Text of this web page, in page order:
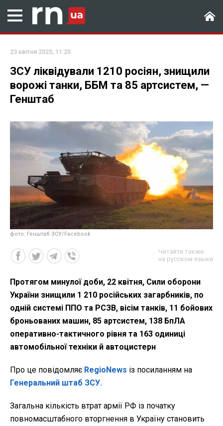
23 квітня 2025, 11:20
ЗСУ ліквідували 1210 росіян, знищили
ворожі танки, ББМ та 85 артсистем, —
Генштаб
фото: Генштаб ЗСУ/Facebook
Читайте также
на русском языке
Протягом минулої доби, 22 квітня, Сили оборони
України знищили 1 210 російських загарбників, по
одній системі ППО та РСЗВ, вісім танків, 11 бойових
броньованих машин, 85 артсистем, 138 БпЛА
оперативно-тактичного рівня та 163 одиниці
автомобільної техніки й автоцистерн
Про це повідомляє RegioNews із посиланням на
Генеральний штаб ЗСУ.
Загальна кількість втрат армії РФ із початку
повномасштабного вторгнення в Україну становить